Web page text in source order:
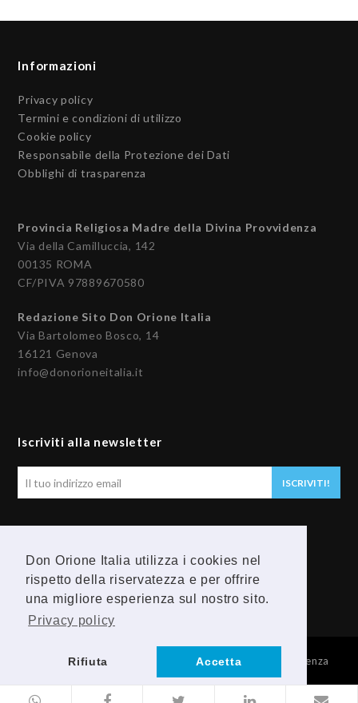
Don Orione Italia utilizza i cookies nel
rispetto della riservatezza e per offrire
una migliore esperienza sul nostro sito.
Privacy policy
Rifiuta Accetta
Informazioni
Privacy policy
Termini e condizioni di utilizzo
Cookie policy
Responsabile della Protezione dei Dati
Obblighi di trasparenza
Provincia Religiosa Madre della Divina Provvidenza
Via della Camilluccia, 142
00135 ROMA
CF/PIVA 97889670580
Redazione Sito Don Orione Italia
Via Bartolomeo Bosco, 14
16121 Genova
info@donorioneitalia.it
Iscriviti alla newsletter
ISCRIVITI!
F
b
Y
o
t
© 2026 Provincia Religiosa Madre della Divina Provvidenza